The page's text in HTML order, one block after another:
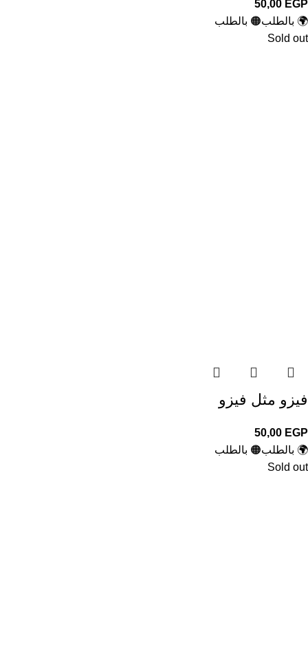
50,00 EGP
🌍 بالطلب🟠 بالطلب
Sold out
فيزو مثل فيزو
50,00 EGP
🌍 بالطلب🟠 بالطلب
Sold out